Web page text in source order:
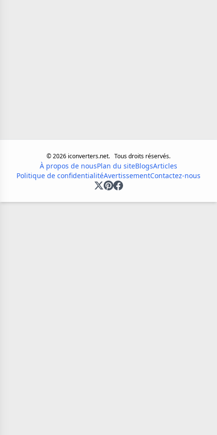
©2026 iconverters.net. Tous droits réservés.
À propos de nousPlan du siteBlogsArticles
Politique de confidentialitéAvertissementContactez-nous